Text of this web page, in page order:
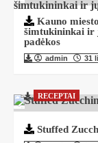
Kauno
šimtukininkai ir
padėkos
admin 31
RECEPTAI
Stuffed